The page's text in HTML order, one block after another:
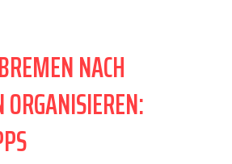
NACH